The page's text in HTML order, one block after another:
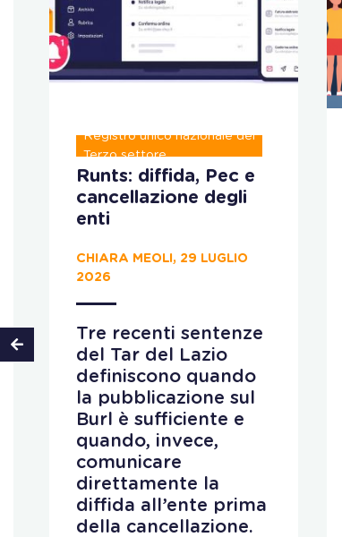
Registro unico nazionale del
Terzo settore
Runts: diffida, Pec e
cancellazione degli
enti
CHIARA MEOLI, 29 LUGLIO
2026
Tre recenti sentenze
del Tar del Lazio
definiscono quando
la pubblicazione sul
Burl è sufficiente e
quando, invece,
comunicare
direttamente la
diffida all’ente prima
della cancellazione.